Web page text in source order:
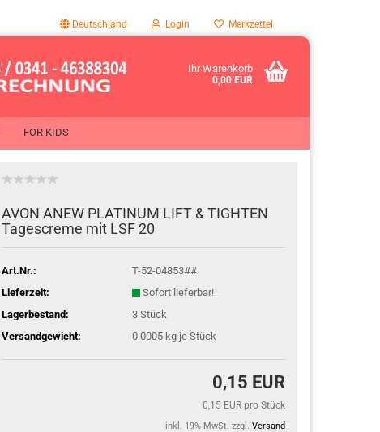
Deutschland Login Merkzettel
Ihr Warenkorb
0,00 EUR
FOR KIDS
AVON ANEW PLA­TI­NUM LIFT & TIGH­TEN
Ta­ges­creme mit LSF 20
Art.Nr.:
T-52-04853##
Lieferzeit:
Sofort lieferbar!
Lagerbestand:
3 Stück
Versandgewicht:
0.0005kg je Stück
0,15 EUR
0,15 EUR pro Stück
inkl. 19% MwSt. zzgl. Versand